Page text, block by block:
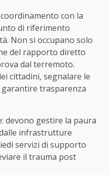
con la
di riferimento
Non si occupano solo
del rapporto diretto
dal terremoto.
cittadini, segnalare le
trasparenza
devono gestire la paura
infrastrutture
servizi di supporto
il trauma post